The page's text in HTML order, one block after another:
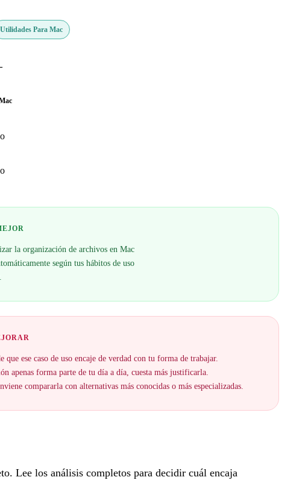
Utilidades Para Mac
la organización de archivos en Mac
según tus hábitos de uso
que ese caso de uso encaje de verdad con tu forma de trabajar.
apenas forma parte de tu día a día, cuesta más justificarla.
compararla con alternativas más conocidas o más especializadas.
Lee los análisis completos para decidir cuál encaja